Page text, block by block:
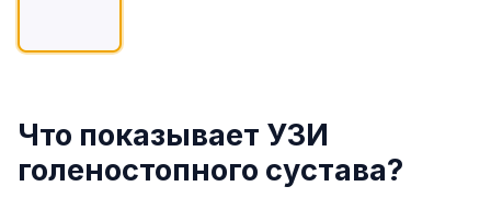
Что показывает УЗИ
голеностопного сустава?